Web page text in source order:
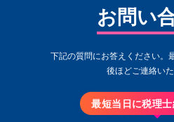
お問い
下記の質問にお答えください。
後ほどご連絡いた
最短当日に税理士